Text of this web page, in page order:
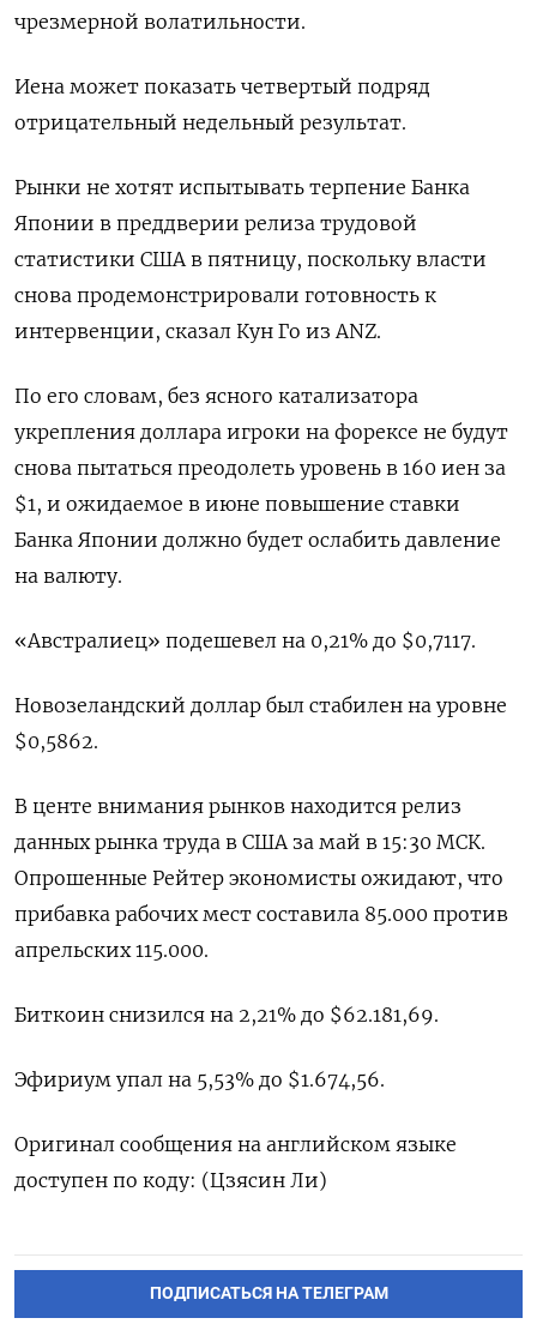
чрезмерной волатильности.
Иена может показать четвертый подряд
отрицательный недельный результат.
Рынки не хотят испытывать ​терпение Банка
Японии в преддверии релиза трудовой
статистики США в пятницу, поскольку власти
снова продемонстрировали готовность к
интервенции, сказал Кун Го из ANZ.
По его словам, без ясного катализатора
укрепления доллара игроки на форексе не будут
снова пытаться преодолеть уровень в 160 иен за
$1, и ожидаемое в июне повышение ставки
Банка Японии должно ​будет ослабить давление
на ⁠валюту.
«Австралиец» подешевел на 0,21% до $0,7117.
Новозеландский доллар был стабилен на уровне
$0,5862.
В центе внимания рынков находится релиз
‌данных рынка труда в США за май в 15:30 МСК.
Опрошенные ‌Рейтер экономисты ожидают, что
прибавка рабочих мест составила 85.000 против
апрельских 115.000.
Биткоин снизился ​на 2,21% до $62.181,69.
Эфириум упал на 5,53% до $1.674,56.
Оригинал сообщения ‌на английском языке
доступен по коду: (Цзясин Ли)
ПОДПИСАТЬСЯ НА ТЕЛЕГРАМ